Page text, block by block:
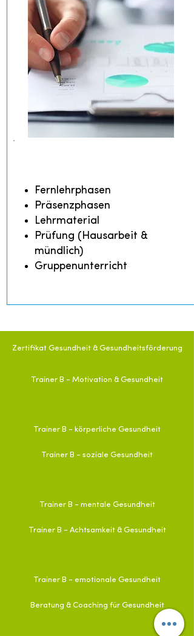
Fernlehrphasen
Präsenzphasen
Lehrmaterial
Prüfung (Hausarbeit &
mündlich)
Gruppenunterricht
Zertifikat Gesundheit & Gesundheitsförderung
Trainer B - Motivation & Gesundheit
Trainer B - körperliche Gesundheit
Trainer B - soziale Gesundheit
Trainer B - mentale Gesundheit
Trainer B - Achtsamkeit & Gesundheit
Trainer B - emotionale Gesundheit
Beratung & Coaching für Gesundheit